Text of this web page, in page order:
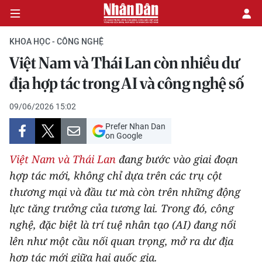
CHÍNH TRỊ
KINH TẾ
VĂN HÓA
XÃ HỘI
PHÁP LUẬT
DU LỊCH
THẾ GIỚI
KHOA HỌC - CÔNG NGHỆ
Việt Nam và Thái Lan còn nhiều dư
địa hợp tác trong AI và công nghệ số
09/06/2026 15:02
Prefer Nhan Dan
on Google
Việt Nam và Thái Lan đang bước vào giai đoạn
hợp tác mới, không chỉ dựa trên các trụ cột
thương mại và đầu tư mà còn trên những động
lực tăng trưởng của tương lai. Trong đó, công
nghệ, đặc biệt là trí tuệ nhân tạo (AI) đang nổi
lên như một cầu nối quan trọng, mở ra dư địa
hợp tác mới giữa hai quốc gia.